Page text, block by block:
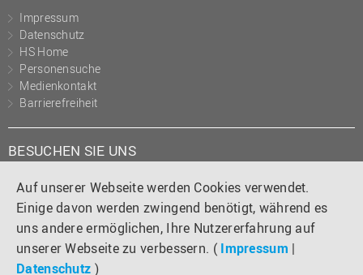
Auf unserer Webseite werden Cookies verwendet.
Einige davon werden zwingend benötigt, während es
uns andere ermöglichen, Ihre Nutzererfahrung auf
unserer Webseite zu verbessern. ( Impressum |
Datenschutz )
Impressum
Datenschutz
HS Home
Personensuche
Medienkontakt
Barrierefreiheit
BESUCHEN SIE UNS
Instagram
YouTube
Facebook